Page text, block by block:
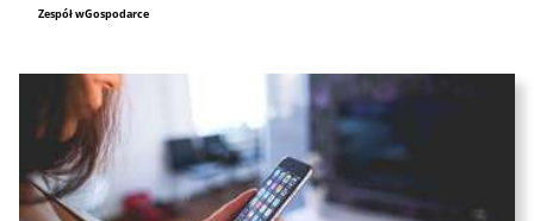
Zespół wGospodarce